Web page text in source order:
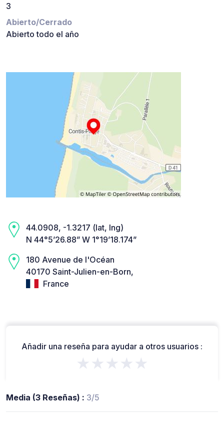
3
Abierto/Cerrado
Abierto todo el año
44.0908, -1.3217 (lat, lng)
N 44°5’26.88” W 1°19’18.174”
180 Avenue de l'Océan
40170 Saint-Julien-en-Born,
France
Añadir una reseña para ayudar a otros usuarios :
★★★★★
Media (3 Reseñas) : 3/5